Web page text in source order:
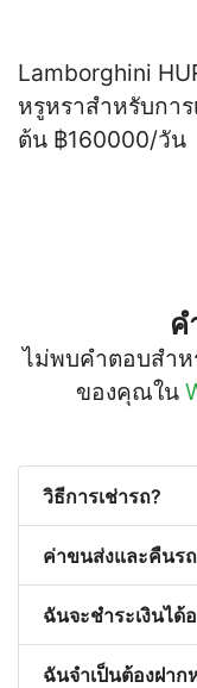
Lamborghini
หรูหราสำหรับกา
ต้น ฿160000/วัน
ค
ไม่พบคำตอบสำ
ของคุณใน
วิธีการเช่ารถ?
ค่าขนส่งและคืนรถ
ฉันจะชำระเงินได้
ฉันจำเป็นต้องฝาก